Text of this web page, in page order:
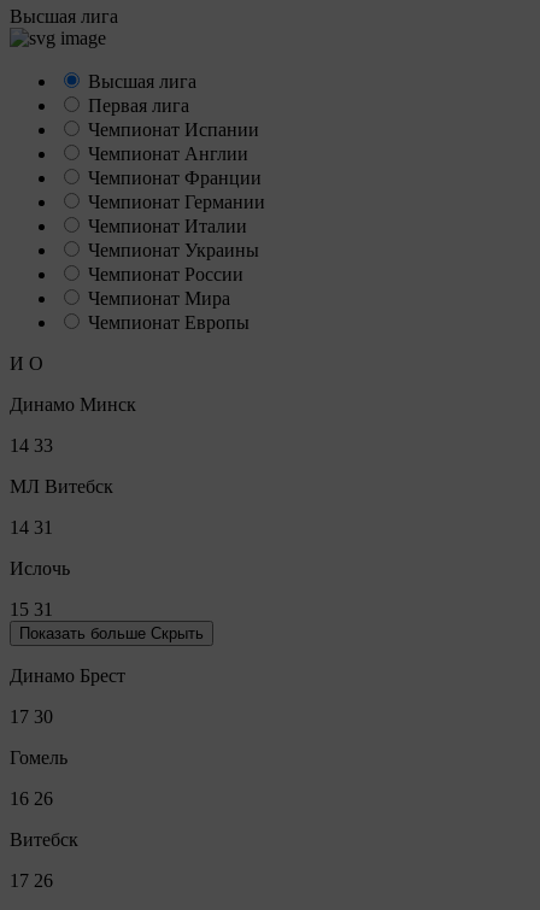
Высшая лига
Высшая лига
Первая лига
Чемпионат Испании
Чемпионат Англии
Чемпионат Франции
Чемпионат Германии
Чемпионат Италии
Чемпионат Украины
Чемпионат России
Чемпионат Мира
Чемпионат Европы
И О
Динамо Минск
14 33
МЛ Витебск
14 31
Ислочь
15 31
Показать больше Скрыть
Динамо Брест
17 30
Гомель
16 26
Витебск
17 26